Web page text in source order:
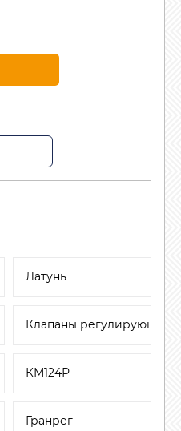
Латунь
Клапаны регулирующие
КМ124Р
Гранрег